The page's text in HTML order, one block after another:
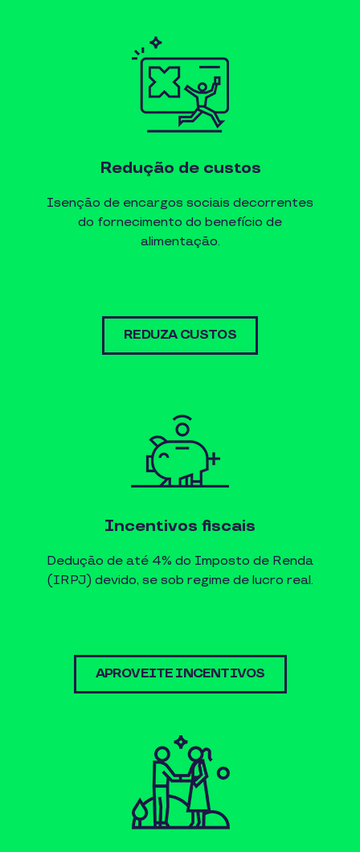
Redução de custos
Isenção de encargos sociais decorrentes
do fornecimento do benefício de
alimentação.
REDUZA CUSTOS
Incentivos fiscais
Dedução de até 4% do Imposto de Renda
(IRPJ) devido, se sob regime de lucro real.
APROVEITE INCENTIVOS